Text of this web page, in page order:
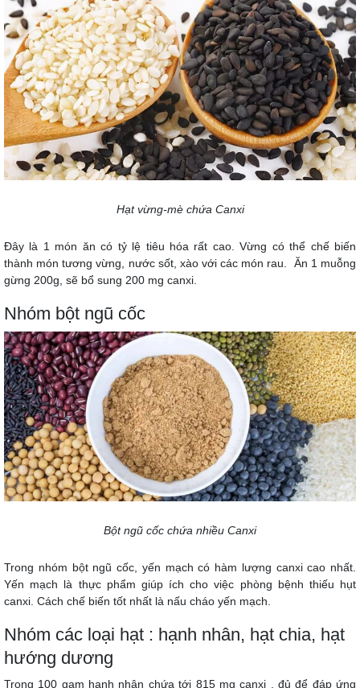
Hạt vừng-mè chứa Canxi
Đây là 1 món ăn có tỷ lệ tiêu hóa rất cao. Vừng có thể chế biến
thành món tương vừng, nước sốt, xào với các món rau. Ăn 1 muỗng
gừng 200g, sẽ bổ sung 200 mg canxi.
Nhóm bột ngũ cốc
Bột ngũ cốc chứa nhiều Canxi
Trong nhóm bột ngũ cốc, yến mạch có hàm lượng canxi cao nhất.
Yến mạch là thực phẩm giúp ích cho việc phòng bệnh thiếu hụt
canxi. Cách chế biến tốt nhất là nấu cháo yến mạch.
Nhóm các loại hạt : hạnh nhân, hạt chia, hạt
hướng dương
Trong 100 gam hạnh nhân chứa tới 815 mg canxi , đủ để đáp ứng